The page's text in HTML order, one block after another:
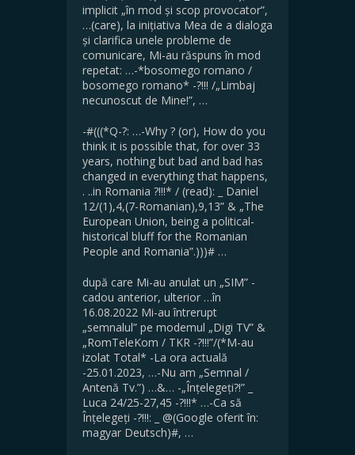
implicit „în mod și scop provocator”,
…(care), la inițiativa Mea de a dialoga
și clarifica unele probleme de
comunicare, Mi-au răspuns în mod
repetat: …-*bosomego romano /
bosomego romano* -?!!! /„Limbaj
necunoscut de Mine!”, …
-#(((*Q-?: …-Why ? (or), How do you
think it is possible that, for over 33
years, nothing but bad and bad has
changed in everything that happens,
. ..in Romania ?!!!* / (read): _ Daniel
12/(1),4,(7-Romanian),9,13” & „The
European Union, being a political-
historical bluff for the Romanian
People and Romania”.)))# …
după care Mi-au anulat un „SIM” -
cadou anterior, ulterior …în
16.08.2022 Mi-au întrerupt
„semnalul” pe modemul „Digi TV” &
„RomTeleKom / TKR -?!!!”/(*M-au
izolat Total* -La ora actuală
-25.01.2023, …-Nu am „Semnal /
Antenă Tv.”) …&… -„Înțelegeți?!” _
Luca 24/25-27,45 -?!!!* …-Ca să
Înțelegeți -?!!!: _ @(Google oferit în:
magyar Deutsch)#, …